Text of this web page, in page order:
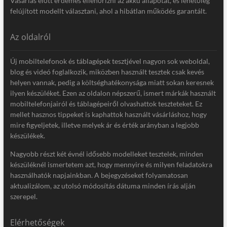
felújított modellt választani, ahol a hibátlan működés garantált.
Az oldalról
Új mobiltelefonok és táblagépek tesztjével nagyon sok weboldal,
blog és videó foglalkozik, miközben használt tesztek csak kevés
helyen vannak, pedig a költséghatékonysága miatt sokan keresnek
ilyen készüléket. Ezen az oldalon népszerű, ismert márkák használt
mobiltelefonjairól és táblagépeiről olvashattok teszteteket. Ez
mellet hasznos tippeket is kaphattok használt vásárláshoz, hogy
mire figyeljetek, illetve melyek ár és érték arányban a legjobb
készülékek.
Nagyobb részt két évnél idősebb modelleket tesztelek, minden
készüléknél ismertetem azt, hogy mennyire és milyen feladatokra
használhatók napjainkban. A bejegyzéseket folyamatosan
aktualizálom, az utolsó módosítás dátuma minden írás alján
szerepel.
Elérhetőségek